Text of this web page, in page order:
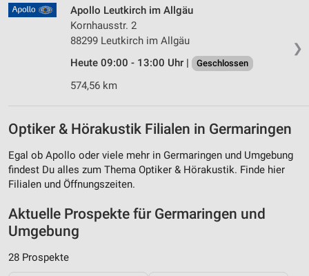
❯
Apollo Leutkirch im Allgäu
Kornhausstr. 2
88299 Leutkirch im Allgäu
Heute 09:00 - 13:00 Uhr |
Geschlossen
574,56 km
Optiker & Hörakustik Filialen in Germaringen
Egal ob Apollo oder viele mehr in Germaringen und Umgebung
findest Du alles zum Thema Optiker & Hörakustik. Finde hier
Filialen und Öffnungszeiten.
Aktuelle Prospekte für Germaringen und
Umgebung
28 Prospekte